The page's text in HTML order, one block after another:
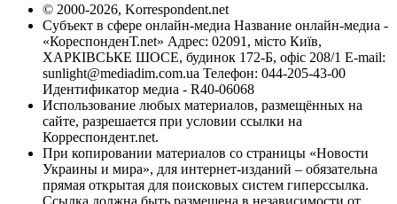
© 2000-2026, Korrespondent.net
Субъект в сфере онлайн-медиа Название онлайн-медиа -
«КореспонденТ.net» Адрес: 02091, місто Київ,
ХАРКІВСЬКЕ ШОСЕ, будинок 172-Б, офіс 208/1 E-mail:
sunlight@mediadim.com.ua Телефон: 044-205-43-00
Идентификатор медиа - R40-06068
Использование любых материалов, размещённых на
сайте, разрешается при условии ссылки на
Корреспондент.net.
При копировании материалов со страницы «Новости
Украины и мира», для интернет-изданий – обязательна
прямая открытая для поисковых систем гиперссылка.
Ссылка должна быть размещена в независимости от